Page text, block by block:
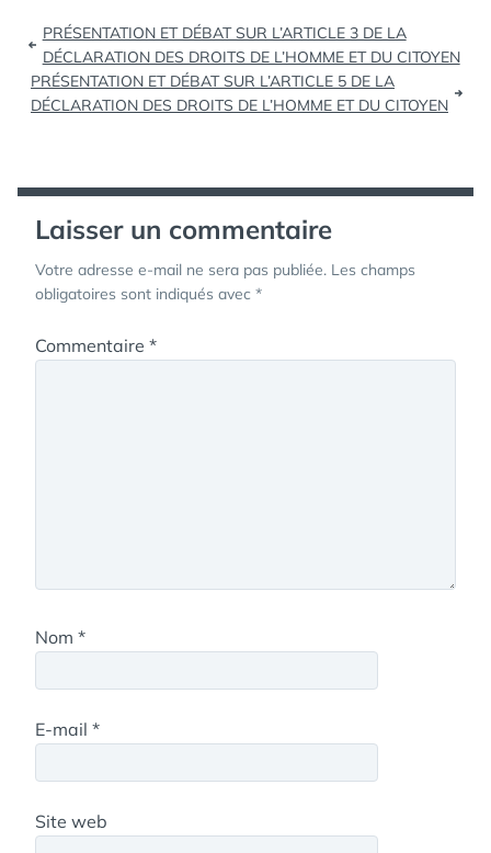
Navigation
de
l’article
PRÉSENTATION ET DÉBAT SUR L’ARTICLE 3 DE LA
DÉCLARATION DES DROITS DE L’HOMME ET DU CITOYEN
PRÉSENTATION ET DÉBAT SUR L’ARTICLE 5 DE LA
DÉCLARATION DES DROITS DE L’HOMME ET DU CITOYEN
Laisser un commentaire
Votre adresse e-mail ne sera pas publiée. Les champs
obligatoires sont indiqués avec *
Commentaire *
Nom *
E-mail *
Site web